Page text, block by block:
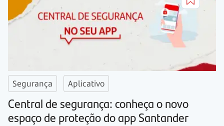
Segurança Aplicativo
Central de segurança: conheça o novo
espaço de proteção do app Santander